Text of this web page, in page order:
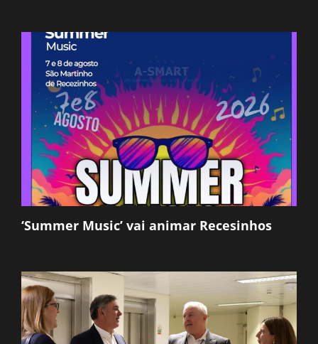
‘Summer Music’ vai animar Recesinhos